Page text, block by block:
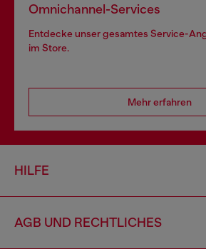
Omnichannel-Services
Entdecke unser gesamtes Service-
im Store.
Mehr erfahren
HILFE
AGB UND RECHTLICHES